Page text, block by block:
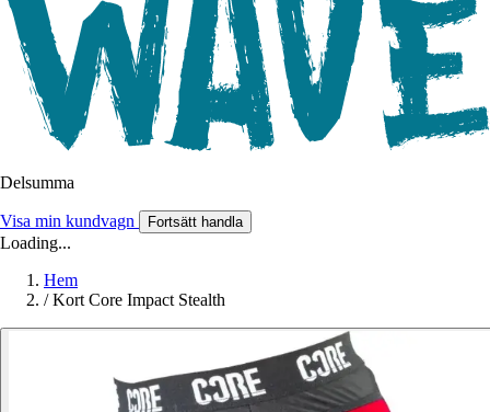
Delsumma
Visa min kundvagn Fortsätt handla
Loading...
Hem
/ Kort Core Impact Stealth